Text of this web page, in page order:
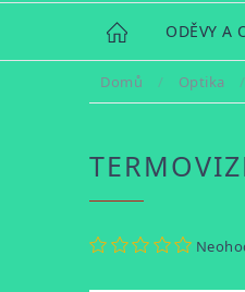
HOME ODĚVY A
Domů / Optika /